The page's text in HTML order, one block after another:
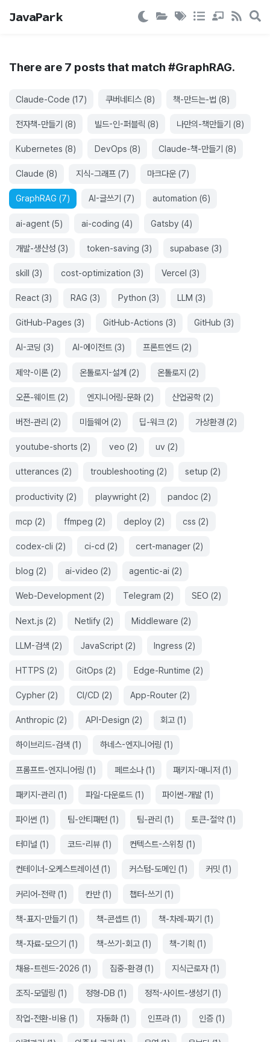
JavaPark
There are 7 poststhat match #GraphRAG.
Claude-Code (17) 쿠버네티스(8) 책-만드는-법 (8)
전자책-만들기 (8) 빌드-인-퍼블릭 (8) 나만의-책만들기 (8)
Kubernetes (8) DevOps (8) Claude-책-만들기 (8)
Claude (8) 지식-그래프 (7) 마크다운(7)
GraphRAG (7) AI-글쓰기 (7) automation (6)
ai-agent (5) ai-coding (4) Gatsby (4)
개발-생산성 (3) token-saving (3) supabase (3)
skill (3) cost-optimization (3) Vercel (3)
React (3) RAG (3) Python (3) LLM (3)
GitHub-Pages (3) GitHub-Actions (3) GitHub (3)
AI-코딩 (3) AI-에이전트(3) 프론트엔드(2)
제약-이론 (2) 온톨로지-설계 (2) 온톨로지 (2)
오픈-웨이트 (2) 엔지니어링-문화(2) 산업공학(2)
버전-관리 (2) 미들웨어 (2) 딥-워크(2) 가상환경 (2)
youtube-shorts (2) veo (2) uv (2)
utterances (2) troubleshooting (2) setup (2)
productivity (2) playwright(2) pandoc (2)
mcp (2) ffmpeg (2) deploy (2) css (2)
codex-cli (2) ci-cd (2) cert-manager(2)
blog (2) ai-video (2) agentic-ai(2)
Web-Development (2) Telegram (2) SEO (2)
Next.js (2) Netlify (2) Middleware (2)
LLM-검색 (2) JavaScript(2) Ingress (2)
HTTPS (2) GitOps (2) Edge-Runtime (2)
Cypher (2) CI/CD (2) App-Router(2)
Anthropic (2) API-Design (2) 회고(1)
하이브리드-검색 (1 ) 하네스-엔지니어링 (1 )
프롬프트-엔지니어링 (1) 페르소나(1) 패키지-매니저(1)
패키지-관리 (1) 파일-다운로드(1) 파이썬-개발(1)
파이썬 (1) 팀-안티패턴(1) 팀-관리 (1) 토큰-절약 (1)
터미널 (1) 코드-리뷰(1) 컨텍스트-스위칭 (1)
컨테이너-오케스트레이션 (1) 커스텀-도메인 (1) 커밋 (1)
커리어-전략 (1) 칸반(1) 챕터-쓰기 (1)
책-표지-만들기 (1) 책-콘셉트 (1) 책-차례-짜기 (1)
책-자료-모으기 (1) 책-쓰기-회고(1) 책-기획 (1)
채용-트렌드-2026 (1) 집중-환경(1) 지식근로자(1)
조직-모델링 (1) 정형-DB (1) 정적-사이트-생성기 (1)
작업-전환-비용 (1) 자동화(1) 인프라(1) 인증 (1)